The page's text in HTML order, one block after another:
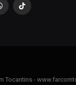
TikTok
Tocantins -